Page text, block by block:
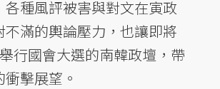
各種風評被害與對文在寅政
不滿的輿論壓力，也讓即將
行國會大選的南韓政壇，帶
擊展望。